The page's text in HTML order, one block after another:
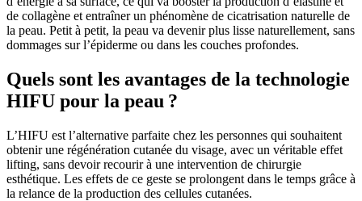
de collagène et entraîner un phénomène de cicatrisation naturelle de
la peau. Petit à petit, la peau va devenir plus lisse naturellement, sans
dommages sur l’épiderme ou dans les couches profondes.
Quels sont les avantages de la technologie
HIFU pour la peau ?
L’HIFU est l’alternative parfaite chez les personnes qui souhaitent
obtenir une régénération cutanée du visage, avec un véritable effet
lifting, sans devoir recourir à une intervention de chirurgie
esthétique. Les effets de ce geste se prolongent dans le temps grâce à
la relance de la production des cellules cutanées.